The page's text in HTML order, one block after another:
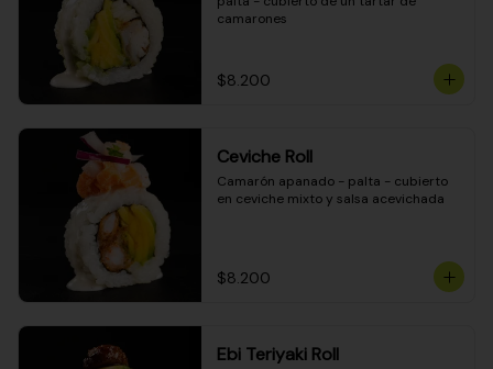
camarones
$8.200
Ceviche Roll
Camarón apanado - palta - cubierto
en ceviche mixto y salsa acevichada
$8.200
Ebi Teriyaki Roll